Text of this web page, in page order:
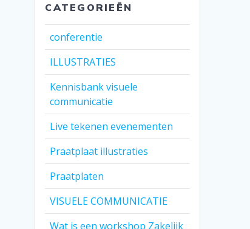
CATEGORIEËN
conferentie
ILLUSTRATIES
Kennisbank visuele
communicatie
Live tekenen evenementen
Praatplaat illustraties
Praatplaten
VISUELE COMMUNICATIE
Wat is een workshop Zakelijk